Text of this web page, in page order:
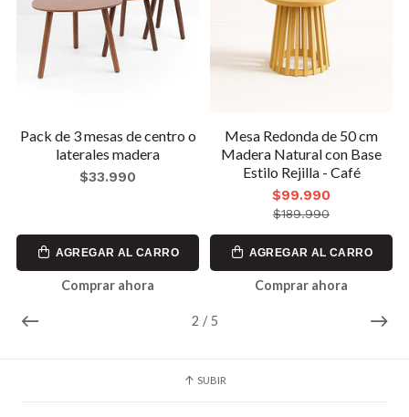
2 / 5
Pack de 3 mesas de centro o
laterales madera
$33.990
AGREGAR AL CARRO
Comprar ahora
Mesa Redonda de 50 cm
Madera Natural con Base
Estilo Rejilla - Café
$99.990
$189.990
AGREGAR AL CARRO
Comprar ahora
SUBIR